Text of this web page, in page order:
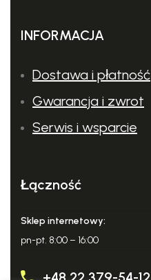
INFORMACJA
Dostawa i płatność
Gwarancja i zwrot
Serwis i wsparcie
Łączność
Sklep internetowy:
pn-pt. 8:00 – 16:00